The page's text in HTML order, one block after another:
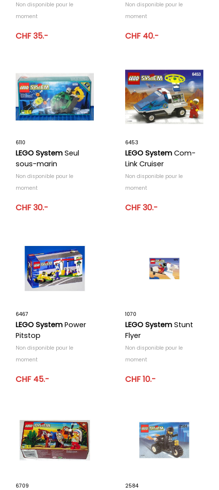
Non disponible pour le
moment
CHF 35.-
Non disponible pour le
moment
CHF 40.-
6110
LEGO System Seul
sous-marin
Non disponible pour le
moment
CHF 30.-
6453
LEGO System Com-
Link Cruiser
Non disponible pour le
moment
CHF 30.-
6467
LEGO System Power
Pitstop
Non disponible pour le
moment
CHF 45.-
1070
LEGO System Stunt
Flyer
Non disponible pour le
moment
CHF 10.-
6709 2584